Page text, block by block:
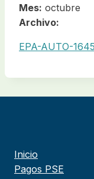
Mes: octubre
Archivo:
EPA-AUTO-
Inicio
Pagos PSE